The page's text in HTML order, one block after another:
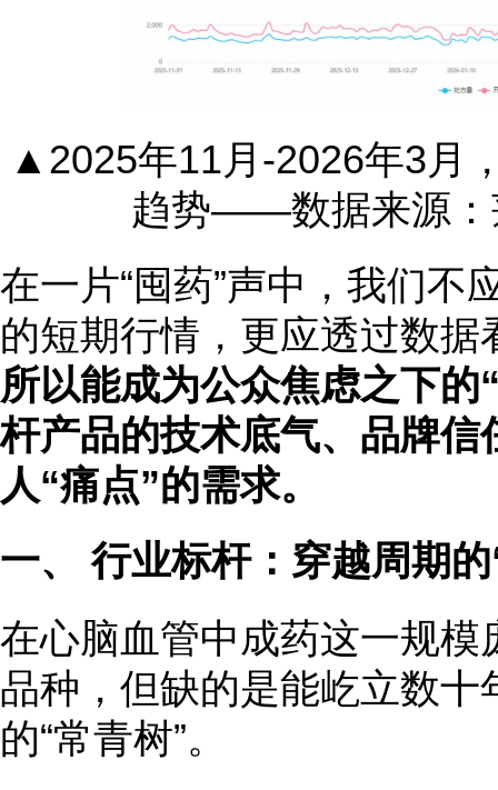
▲2025年11月-2026年3月
趋势——数据来源：
在一片“囤药”声中，我们不
的短期行情，更应透过数据
所以能成为公众焦虑之下
杆产品的技术底气、品牌
人“痛点”的需求。
一、 行业标杆：穿越周期
在心脑血管中成药这一规
品种，但缺的是能屹立数
的“常青树”。